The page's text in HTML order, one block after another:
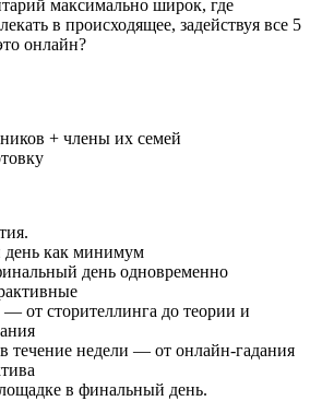
максимально широк, где
в происходящее, задействуя все 5
онлайн?
+ члены их семей
день как минимум
день одновременно
— от сторителлинга до теории и
течение недели — от онлайн-гадания
в финальный день.